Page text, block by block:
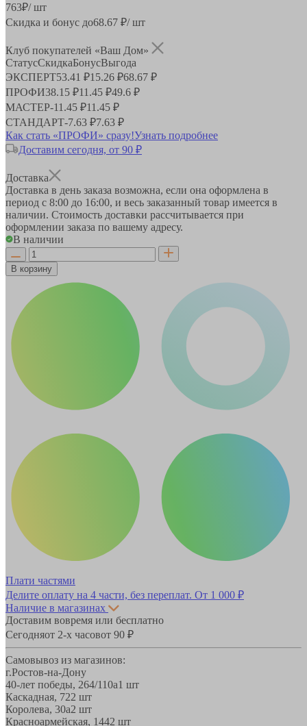
763₽/ шт
Скидка и бонус до68.67 ₽/ шт
Клуб покупателей «Ваш Дом»
СтатусСкидкаБонусВыгода
ЭКСПЕРТ53.41 ₽15.26 ₽68.67 ₽
ПРОФИ38.15 ₽11.45 ₽49.6 ₽
МАСТЕР-11.45 ₽11.45 ₽
СТАНДАРТ-7.63 ₽7.63 ₽
Как стать «ПРОФИ» сразу!Узнать подробнее
Доставим сегодня, от 90 ₽
Доставка
Доставка в день заказа возможна, если она оформлена в
период с 8:00 до 16:00, и весь заказанный товар имеется в
наличии. Стоимость доставки рассчитывается при
оформлении заказа по вашему адресу.
В наличии
В корзину
Плати частями
Делите оплату на 4 части, без переплат. От 1 000 ₽
Наличие в магазинах
Доставим вовремя или бесплатно
Сегодняот 2-х часовот 90 ₽
Самовывоз из магазинов:
г.Ростов-на-Дону
40-лет победы, 264/110а1 шт
Каскадная, 722 шт
Королева, 30а2 шт
Красноармейская, 1442 шт